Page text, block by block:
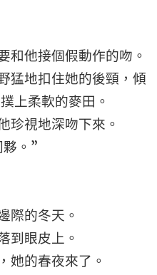
和他接個假動作的吻。
猛地扣住她的後頸，傾
上柔軟的麥田。
珍視地深吻下來。
。”
際的冬天。
到眼皮上。
她的春夜來了。